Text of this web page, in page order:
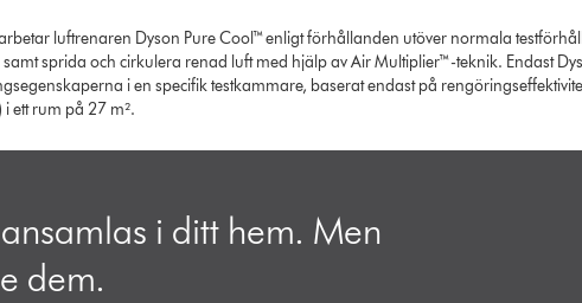
luftrenaren Dyson Pure Cool™ enligt förhållanden utöver normala
sprida och cirkulera renad luft med hjälp av Air Multiplier™-teknik. Endast
i en specifik testkammare, baserat endast på
ett rum på 27 m².
i ditt hem. Men
dem.